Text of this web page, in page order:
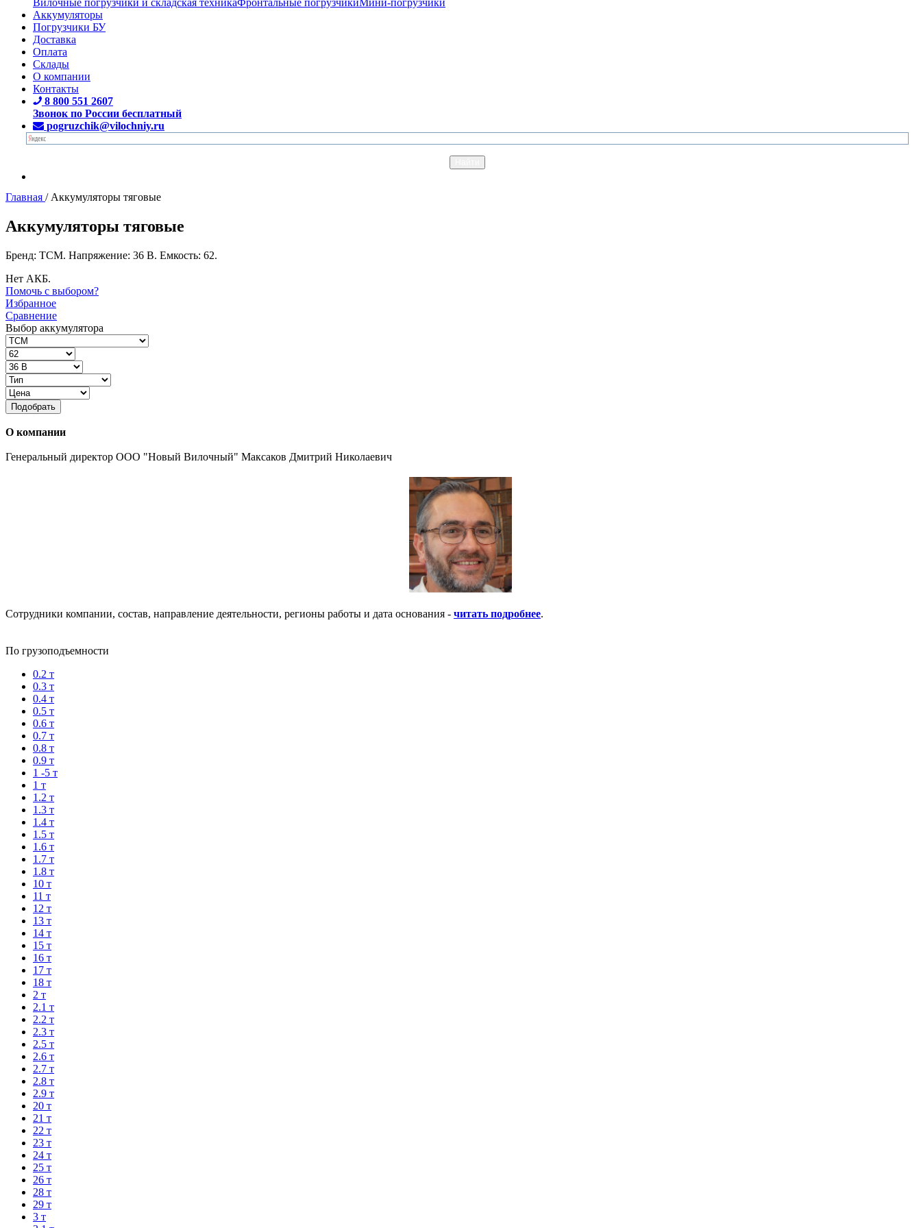
Аккумуляторы
Погрузчики БУ
Доставка
Оплата
Склады
О компании
Контакты
8 800 551 2607
Звонок по России бесплатный
pogruzchik@vilochniy.ru
Главная / Аккумуляторы тяговые
Аккумуляторы тяговые
Бренд: TCM. Напряжение: 36 В. Емкость: 62.
Нет АКБ.
Помочь с выбором?
Избранное
Сравнение
Выбор аккумулятора
Подобрать
О компании
Генеральный директор ООО "Новый Вилочный" Максаков Дмитрий Николаевич
Сотрудники компании, состав, направление деятельности, регионы работы и дата основания - читать подробнее.
По грузоподъемности
0.2 т
0.3 т
0.4 т
0.5 т
0.6 т
0.7 т
0.8 т
0.9 т
1 -5 т
1 т
1.2 т
1.3 т
1.4 т
1.5 т
1.6 т
1.7 т
1.8 т
10 т
11 т
12 т
13 т
14 т
15 т
16 т
17 т
18 т
2 т
2.1 т
2.2 т
2.3 т
2.5 т
2.6 т
2.7 т
2.8 т
2.9 т
20 т
21 т
22 т
23 т
24 т
25 т
26 т
28 т
29 т
3 т